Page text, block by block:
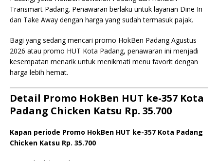
Transmart Padang. Penawaran berlaku untuk layanan Dine In
dan Take Away dengan harga yang sudah termasuk pajak.
Bagi yang sedang mencari promo HokBen Padang Agustus
2026 atau promo HUT Kota Padang, penawaran ini menjadi
kesempatan menarik untuk menikmati menu favorit dengan
harga lebih hemat.
Detail Promo HokBen HUT ke-357 Kota
Padang Chicken Katsu Rp. 35.700
Kapan periode Promo HokBen HUT ke-357 Kota Padang
Chicken Katsu Rp. 35.700